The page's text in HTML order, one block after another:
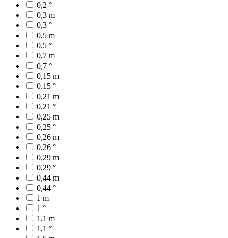
0,2 °
0,3 m
0,3 °
0,5 m
0,5 °
0,7 m
0,7 °
0,15 m
0,15 °
0,21 m
0,21 °
0,25 m
0,25 °
0,26 m
0,26 °
0,29 m
0,29 °
0,44 m
0,44 °
1 m
1 °
1,1 m
1,1 °